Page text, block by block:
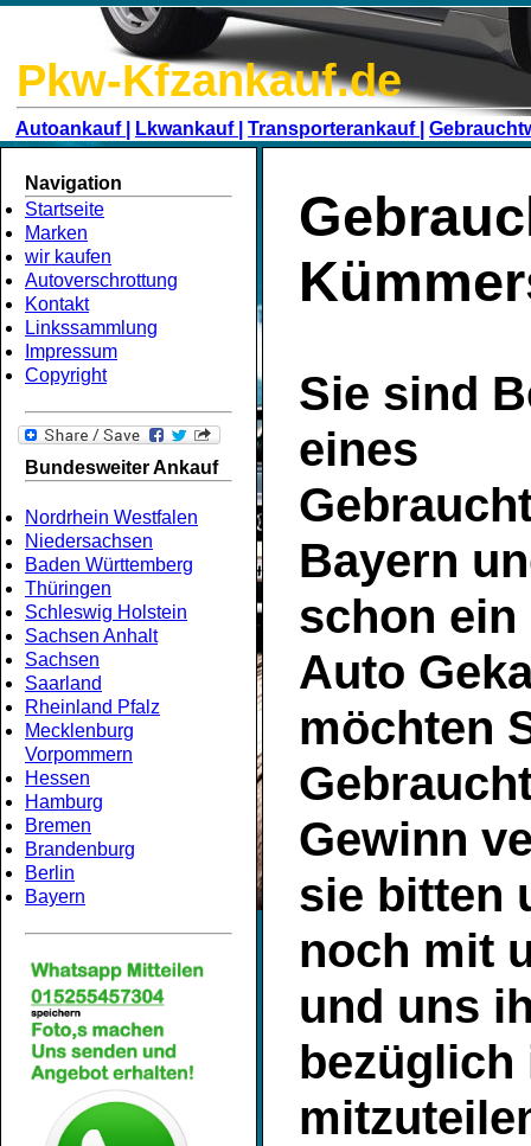
Pkw-Kfzankauf.de
Autoankauf | Lkwankauf | Transporterankauf |
Navigation
Startseite
Marken
wir kaufen
Autoverschrottung
Kontakt
Linkssammlung
Impressum
Copyright
Bundesweiter Ankauf
Nordrhein Westfalen
Niedersachsen
Baden Württemberg
Thüringen
Schleswig Holstein
Sachsen Anhalt
Sachsen
Saarland
Rheinland Pfalz
Mecklenburg
Vorpommern
Hessen
Hamburg
Bremen
Brandenburg
Berlin
Bayern
Sie sind
eines
Bayern
schon ein
Auto
möchten
Gewinn
sie bitten
noch mit
und uns